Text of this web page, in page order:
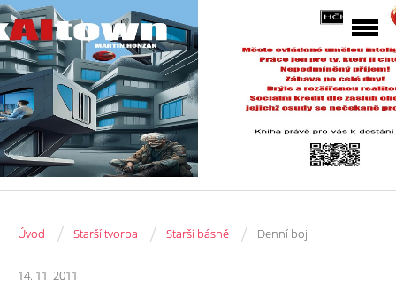
Úvod / Starší tvorba / Starší básně / Denní boj
14. 11. 2011